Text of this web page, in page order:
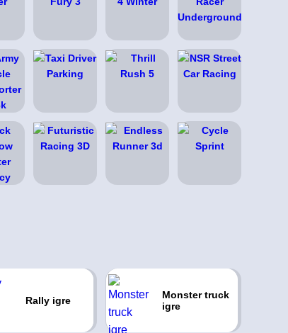
Rally igre
Monster truck
igre